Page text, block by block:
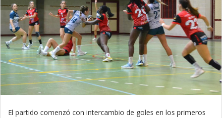
El partido comenzó con intercambio de goles en los primeros